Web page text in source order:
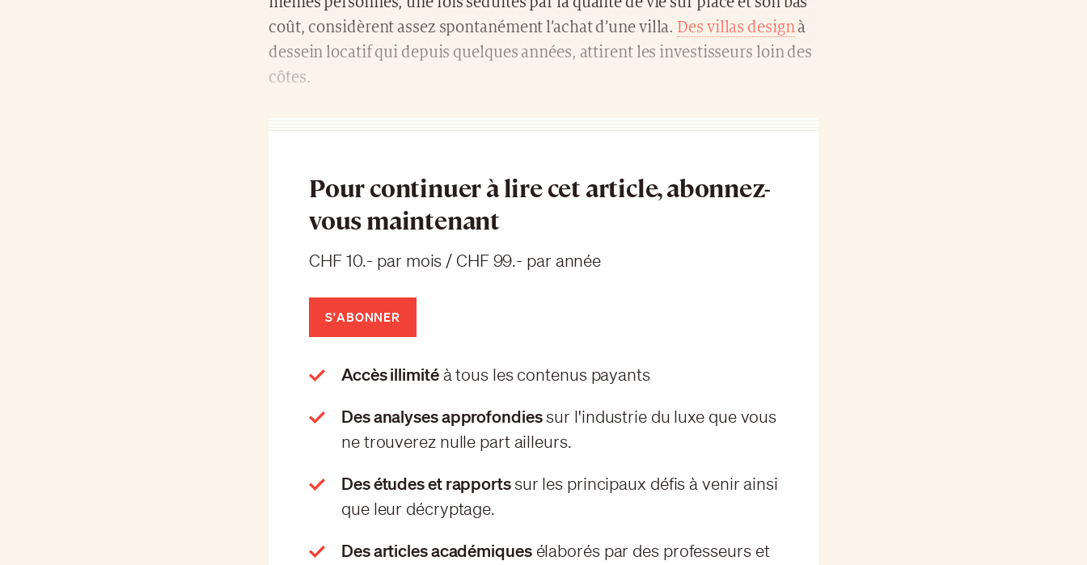
coût, considèrent assez spontanément l’achat d’une villa. Des villas designà
dessein locatif qui depuis quelques années, attirent les investisseurs loin des
côtes.
Pour continuer à lire cet article, abonnez-
vous maintenant
CHF 10.- par mois / CHF 99.- par année
S'ABONNER
Accès illimitéà tous les contenus payants
Des analyses approfondiessur l'industrie du luxe que vous
ne trouverez nulle part ailleurs.
Des études et rapportssur les principaux défis à venir ainsi
que leur décryptage.
Des articles académiquesélaborés par des professeurs et